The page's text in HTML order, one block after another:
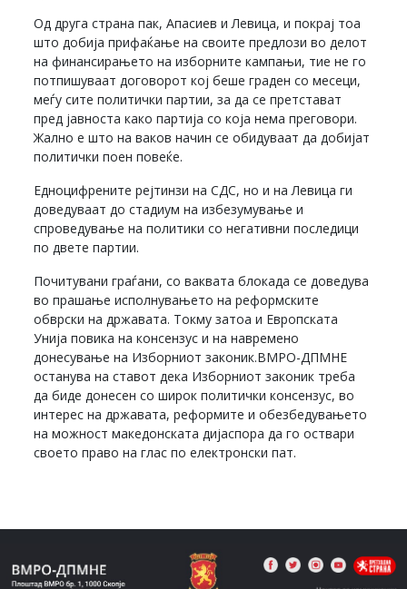
Од друга страна пак, Апасиев и Левица, и покрај тоа
што добија прифаќање на своите предлози во делот
на финансирањето на изборните кампањи, тие не го
потпишуваат договорот кој беше граден со месеци,
меѓу сите политички партии, за да се претстават
пред јавноста како партија со која нема преговори.
Жално е што на ваков начин се обидуваат да добијат
политички поен повеќе.
Едноцифрените рејтинзи на СДС, но и на Левица ги
доведуваат до стадиум на избезумување и
спроведување на политики со негативни последици
по двете партии.
Почитувани граѓани, со ваквата блокада се доведува
во прашање исполнувањето на реформските
обврски на државата. Токму затоа и Европската
Унија повика на консензус и на навремено
донесување на Изборниот законик.ВМРО-ДПМНЕ
останува на ставот дека Изборниот законик треба
да биде донесен со широк политички консензус, во
интерес на државата, реформите и обезбедувањето
на можност македонската дијаспора да го оствари
своето право на глас по електронски пат.